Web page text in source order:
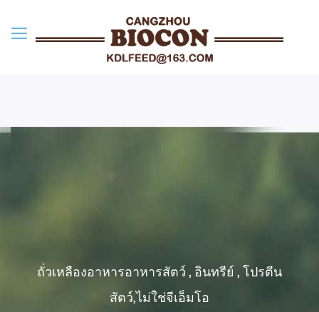
ถั่วเหลืองอาหารอาหารสัตว์ , อินทรีย์ , โปรตีน
สัตว์,ไม่ใช่จีเอ็มโอ